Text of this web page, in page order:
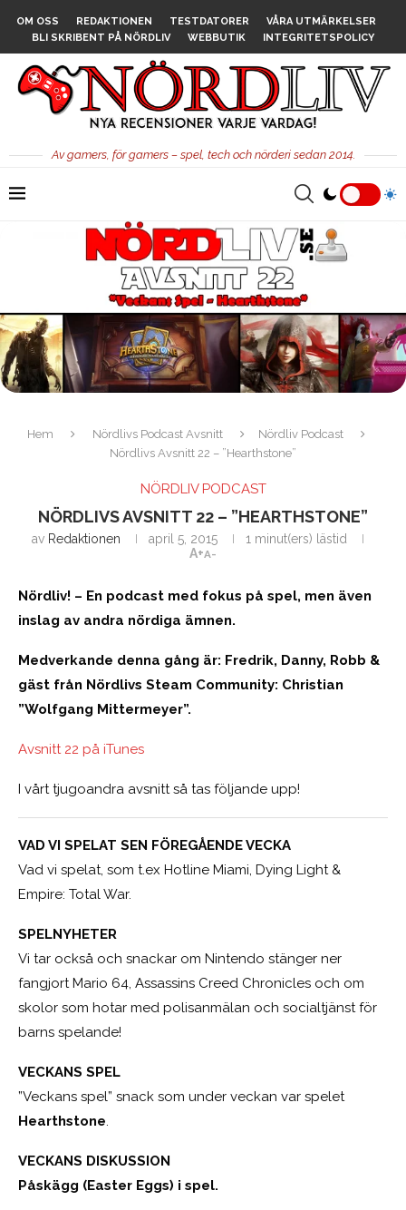
OM OSS REDAKTIONEN TESTDATORER
VÅRA UTMÄRKELSER
BLI SKRIBENT PÅ NÖRDLIV
WEBBUTIK INTEGRITETSPOLICY
Av gamers, för gamers – spel, tech och nörderi sedan 2014.
Hem Nördlivs Podcast Avsnitt
Nördliv Podcast
Nördlivs Avsnitt 22 – ”Hearthstone”
NÖRDLIV PODCAST
NÖRDLIVS AVSNITT 22 – ”HEARTHSTONE”
av Redaktionen april 5, 2015
1 minut(ers) lästid
A+A-
Nördliv! – En podcast med fokus på spel, men även
inslag av andra nördiga ämnen.
Medverkande denna gång är: Fredrik, Danny, Robb &
gäst från Nördlivs Steam Community: Christian
”Wolfgang Mittermeyer”.
Avsnitt 22 på iTunes
I vårt tjugoandra avsnitt så tas följande upp!
VAD VI SPELAT SEN FÖREGÅENDE VECKA
Vad vi spelat, som t.ex Hotline Miami, Dying Light &
Empire: Total War.
SPELNYHETER
Vi tar också och snackar om Nintendo stänger ner
fangjort Mario 64, Assassins Creed Chronicles och om
skolor som hotar med polisanmälan och socialtjänst för
barns spelande!
VECKANS SPEL
”Veckans spel” snack som under veckan var spelet
Hearthstone.
VECKANS DISKUSSION
Påskägg (Easter Eggs) i spel.